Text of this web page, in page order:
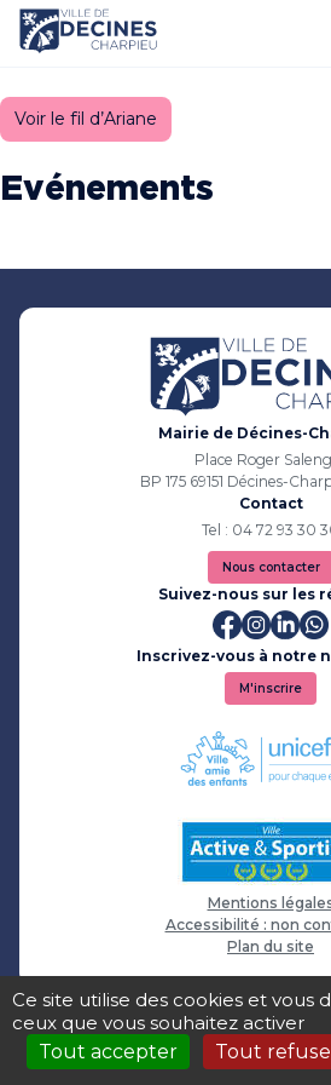
Voir le fil d’Ariane
Evénements
Mairie de Décines-
Place Roger
BP 175 69151 Décines-
Contact
Tel : 04 72 93 30
Nous contacter
Suivez-nous sur les
Inscrivez-vous à notre
M'inscrire
Mentions
Accessibilité : non
Plan du site
Panneau de gestion des cookies
Ce site utilise des cookies et vous
ceux que vous souhaitez activer
Tout accepter
Tout